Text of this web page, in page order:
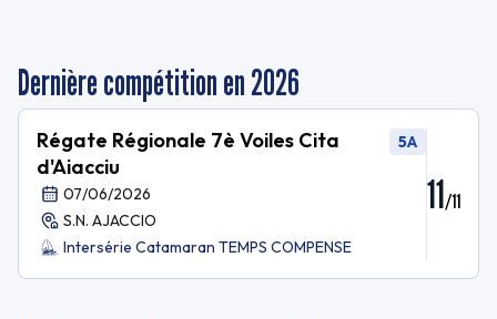
Dernière compétition en 2026
Régate Régionale 7è Voiles Cita
d'Aiacciu
5A
07/06/2026
S.N. AJACCIO
Intersérie Catamaran TEMPS COMPENSE
11/11